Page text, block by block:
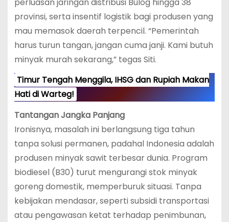
provinsi, serta insentif logistik bagi produsen yang
mau memasok daerah terpencil. “Pemerintah
harus turun tangan, jangan cuma janji. Kami butuh
minyak murah sekarang,” tegas Siti.
Timur Tengah Menggila, IHSG dan Rupiah Makan
Hati di Warteg!
Tantangan Jangka Panjang
Ironisnya, masalah ini berlangsung tiga tahun
tanpa solusi permanen, padahal Indonesia adalah
produsen minyak sawit terbesar dunia. Program
biodiesel (B30) turut mengurangi stok minyak
goreng domestik, memperburuk situasi. Tanpa
kebijakan mendasar, seperti subsidi transportasi
atau pengawasan ketat terhadap penimbunan,